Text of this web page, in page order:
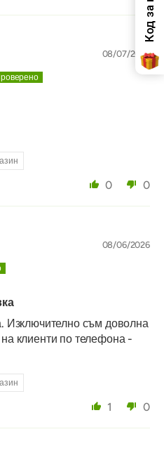
08/07/2026
0 0
08/06/2026
Изключително съм доволна
клиенти по телефона -
1 0